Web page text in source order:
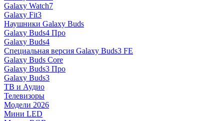
Galaxy Watch7
Galaxy Fit3
Наушники Galaxy Buds
Galaxy Buds4 Про
Galaxy Buds4
Специальная версия Galaxy Buds3 FE
Galaxy Buds Core
Galaxy Buds3 Про
Galaxy Buds3
ТВ и Аудио
Телевизоры
Модели 2026
Мини LED